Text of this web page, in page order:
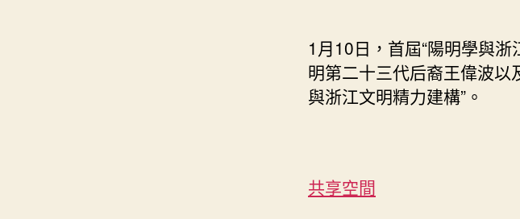
1月10日，首屆“陽明學與
明第二十三代后裔王偉波以
與浙江文明精力建構”。
共享空間